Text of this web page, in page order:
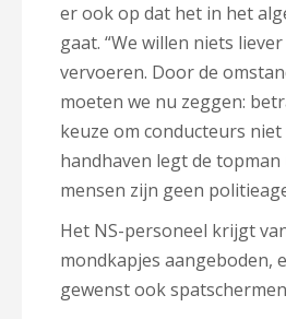
er ook op dat het in het
gaat. “We willen niets
vervoeren. Door de
moeten we nu zeggen:
keuze om conducteurs
handhaven legt de topman
mensen zijn geen
Het NS-personeel krijgt
mondkapjes aangeboden,
gewenst ook